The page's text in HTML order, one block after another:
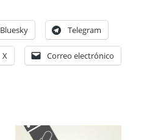
Bluesky Telegram
X Correo electrónico